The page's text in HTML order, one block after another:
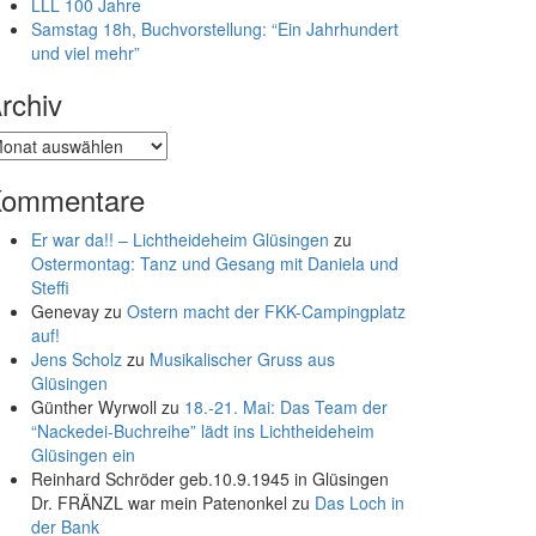
LLL 100 Jahre
Samstag 18h, Buchvorstellung: “Ein Jahrhundert
und viel mehr”
Er war da!! – Lichtheideheim Glüsingen zu
Ostermontag: Tanz und Gesang mit Daniela und
Steffi
Genevay zu Ostern macht der FKK-Campingplatz
auf!
Jens Scholz zu Musikalischer Gruss aus
Glüsingen
Günther Wyrwoll zu 18.-21. Mai: Das Team der
“Nackedei-Buchreihe” lädt ins Lichtheideheim
Glüsingen ein
Reinhard Schröder geb.10.9.1945 in Glüsingen
Dr. FRÄNZL war mein Patenonkel zu Das Loch in
der Bank